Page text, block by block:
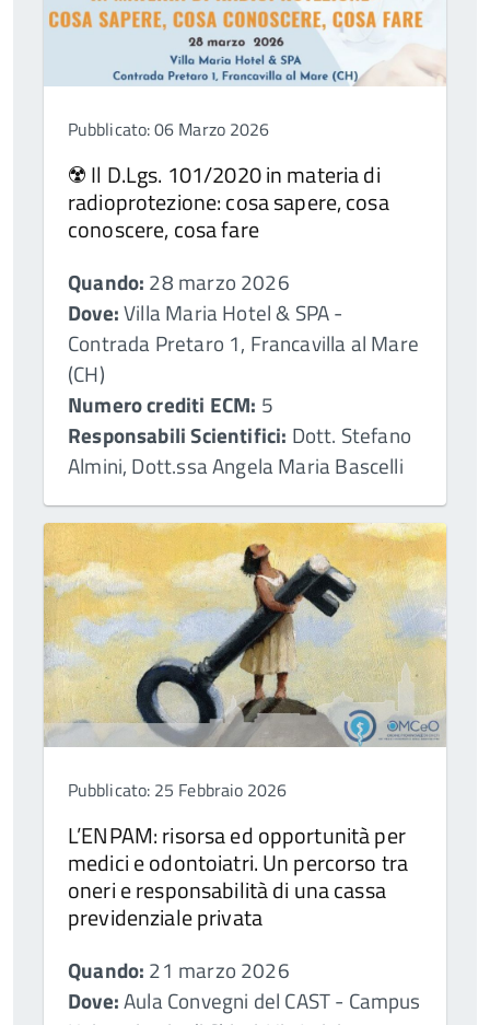
Pubblicato: 06 Marzo 2026
☢️ Il D.Lgs. 101/2020 in materia di
radioprotezione: cosa sapere, cosa
conoscere, cosa fare
Quando: 28 marzo 2026
Dove:Villa Maria Hotel & SPA -
Contrada Pretaro 1, Francavilla al Mare
(CH)
Numero crediti ECM: 5
Responsabili Scientifici: Dott. Stefano
Almini, Dott.ssa Angela Maria Bascelli
Pubblicato: 25 Febbraio 2026
L’ENPAM: risorsa ed opportunità per
medici e odontoiatri. Un percorso tra
oneri e responsabilità di una cassa
previdenziale privata
Quando: 21 marzo 2026
Dove:Aula Convegni del CAST - Campus